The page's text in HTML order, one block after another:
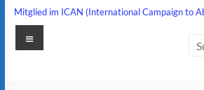
Mitglied im ICAN (International Campaign to
Menü